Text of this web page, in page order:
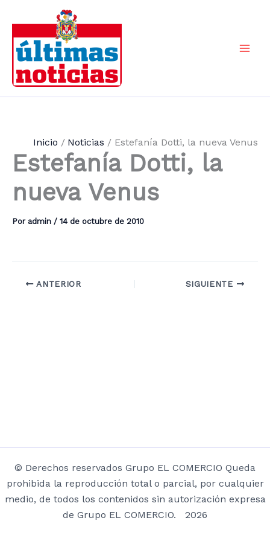
contenido
Inicio Noticias Estefanía Dotti, la nueva Venus
Estefanía Dotti, la
nueva Venus
Por admin / 14 de octubre de 2010
ANTERIOR SIGUIENTE
© Derechos reservados Grupo EL COMERCIO Queda
prohibida la reproducción total o parcial, por cualquier
medio, de todos los contenidos sin autorización expresa
de Grupo EL COMERCIO. 2026